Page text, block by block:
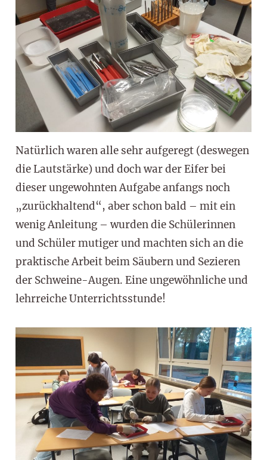
Natürlich waren alle sehr aufgeregt (deswegen
die Lautstärke) und doch war der Eifer bei
dieser ungewohnten Aufgabe anfangs noch
„zurückhaltend“, aber schon bald – mit ein
wenig Anleitung – wurden die Schülerinnen
und Schüler mutiger und machten sich an die
praktische Arbeit beim Säubern und Sezieren
der Schweine-Augen. Eine ungewöhnliche und
lehrreiche Unterrichtsstunde!